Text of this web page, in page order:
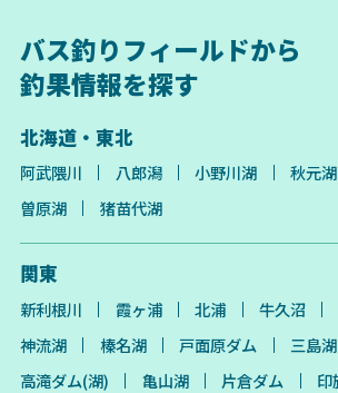
バス釣りフィールドから
釣果情報を探す
北海道・東北
阿武隈川 八郎潟 小野川湖 秋元湖
曽原湖
猪苗代湖
関東
新利根川 霞ヶ浦 北浦 牛久沼
神流湖
榛名湖 戸面原ダム 三島湖
高滝ダム(湖)
亀山湖 片倉ダム
印